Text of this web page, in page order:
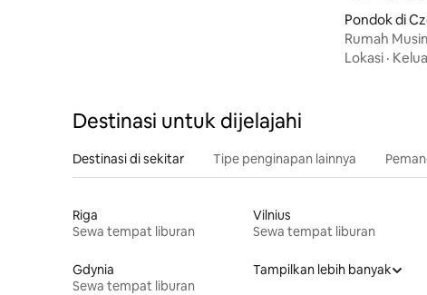
Pondok di
Rumah
Lokasi ·
Destinasi untuk dijelajahi
Destinasi di sekitar Tipe penginapan lainnya
Riga
Sewa tempat liburan
Vilnius
Sewa tempat liburan
Gdynia
Sewa tempat liburan
Tampilkan lebih banyak